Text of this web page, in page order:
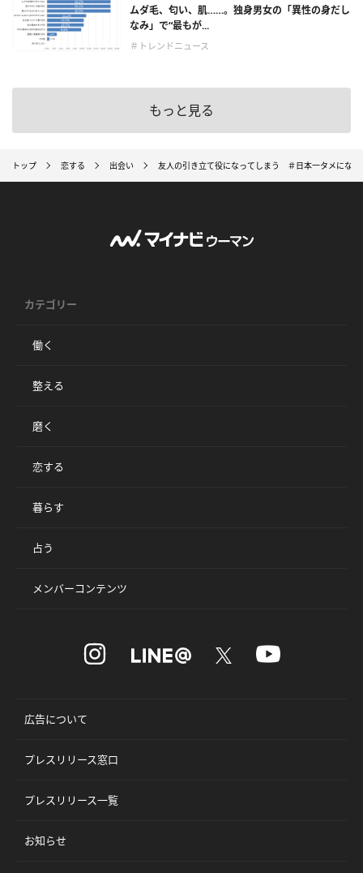
ムダ毛、匂い、肌……。独身男女の「異性の身だし
なみ」で“最もが...
＃トレンドニュース
もっと見る
トップ 恋する 出会い 友人の引き立て役になってしまう ＃日本一タメになら
カテゴリー
働く
整える
磨く
恋する
暮らす
占う
メンバーコンテンツ
広告について
プレスリリース窓口
プレスリリース一覧
お知らせ